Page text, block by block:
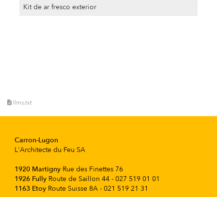
Kit de ar fresco exterior
llms.txt
Carron-Lugon
L'Architecte du Feu SA
1920 Martigny Rue des Finettes 76
1926 Fully Route de Saillon 44 - 027 519 01 01
1163 Etoy Route Suisse 8A - 021 519 21 31